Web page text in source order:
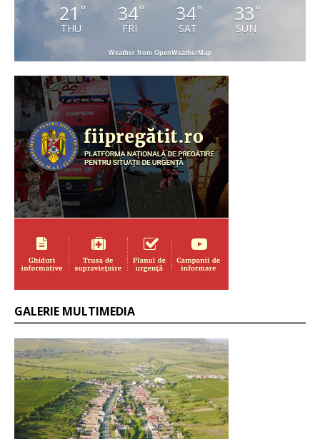
21°
THU
34°
FRI
34°
SAT
33 °
SUN
Weather from OpenWeatherMap
GALERIE MULTIMEDIA